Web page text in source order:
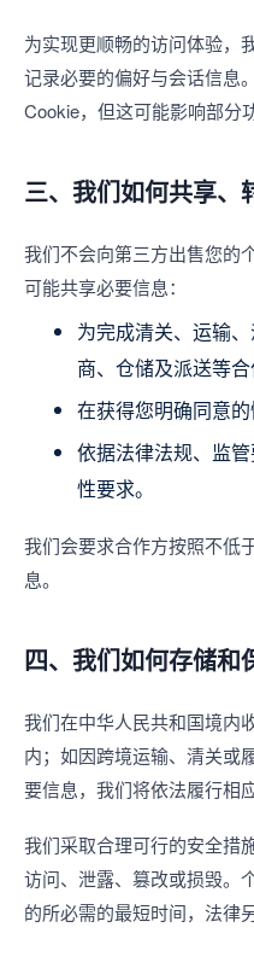
为实现更顺畅的访问体验，
记录必要的偏好与会话信息
Cookie，但这可能影响部分
三、我们如何共享、
我们不会向第三方出售您的
可能共享必要信息：
为完成清关、运输
商、仓储及派送等
在获得您明确同意的
依据法律法规、监
性要求。
我们会要求合作方按照不低
息。
四、我们如何存储和
我们在中华人民共和国境内
内；如因跨境运输、清关或
要信息，我们将依法履行相
我们采取合理可行的安全措
访问、泄露、篡改或损毁。
的所必需的最短时间，法律